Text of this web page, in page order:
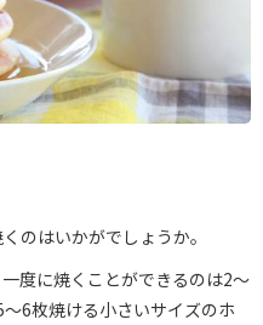
のはいかがでしょうか。
度に焼くことができるのは2〜
6枚焼ける小さいサイズのホ